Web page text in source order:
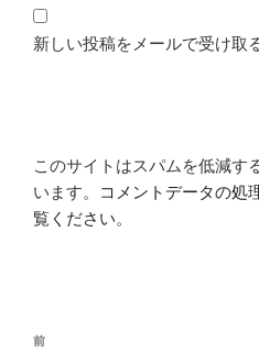
新しい投稿をメールで受け取
このサイトはスパムを低減す
います。
コメントデータの処
覧ください。
投
前
前